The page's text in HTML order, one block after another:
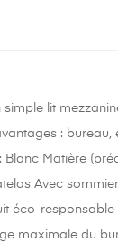
simple lit
:
Matière
Avec
éco-
maximale du